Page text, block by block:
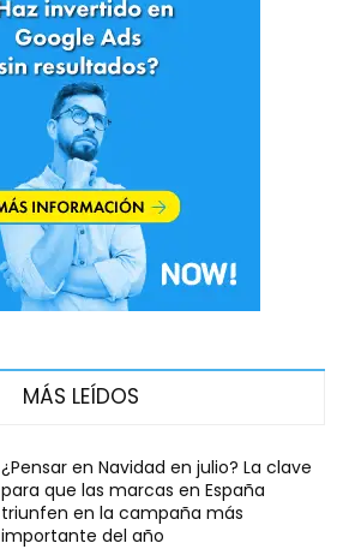
MÁS LEÍDOS
¿Pensar en Navidad en julio? La clave
para que las marcas en España
triunfen en la campaña más
importante del año